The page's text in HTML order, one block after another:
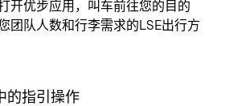
开优步应用，叫车前往您的目的
团队人数和行李需求的LSE出行方
的指引操作